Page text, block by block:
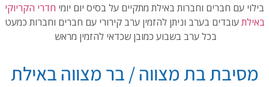
בילוי עם חברים וחברות באילת מתקיים על בסיס יום יומי חדרי הקריוקי
באילתעובדים בערב וניתן להזמין ערב קירורי עם חברים וחברות כמעט
בכל ערב בשבוע כמובן שכדאי להזמין מראש
מסיבת בת מצווה / בר מצווה באילת